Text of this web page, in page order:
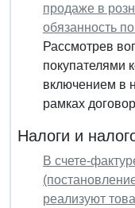
продаже в
обязанность
Рассмотрев
покупателями
включением в
рамках
Налоги и
В счете-
реализуют